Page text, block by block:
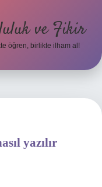
ve Fikir
öğren, birlikte ilham al!
yazılır